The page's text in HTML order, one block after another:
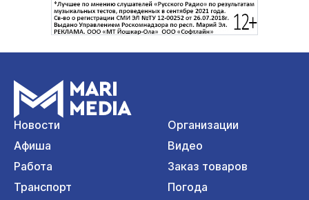
Новости
Организации
Афиша
Видео
Работа
Заказ товаров
Транспорт
Погода